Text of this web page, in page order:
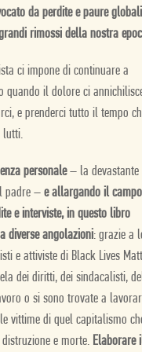
da perdite e paure
rimossi della nostra
ci impone di continuare a
quando il dolore ci
e prenderci tutto il tempo
lutti.
personale – la devastante
padre – e allargando il campo
e interviste, in questo libro
diverse angolazioni: grazie a
e attiviste di Black Lives
dei diritti, dei sindacalisti,
o si sono trovate a
vittime di quel capitalismo
e morte. Elaborare